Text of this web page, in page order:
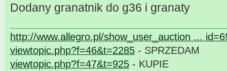
Dodany granatnik do g36 i granaty
http://www.allegro.pl/show_user_auction ...
viewtopic.php?f=46&t=2285 - SPRZEDAM
viewtopic.php?f=47&t=925 - KUPIE